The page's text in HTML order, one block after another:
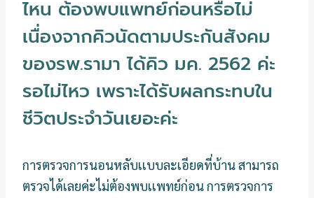
ไหน ต้องพบแพทย์ก่อนหรือไม่
เนื่องจากคิวนัดตามประกันสังคม
ของรพ.รามา ได้คิว มค. 2562 ค่ะ
รอไม่ไหว เพราะได้รับผลกระทบใน
ชีวิตประจำวันเยอะค่ะ
การตรวจการนอนหลับเเบบละเอียดที่บ้าน สามารถ
ตรวจได้เลยค่ะไม่ต้องพบเเพทย์ก่อน การตรวจการ